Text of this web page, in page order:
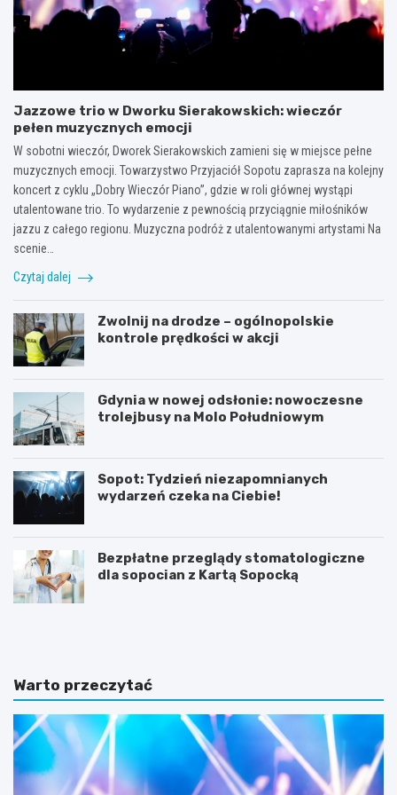
Jazzowe trio w Dworku Sierakowskich: wieczór
pełen muzycznych emocji
W sobotni wieczór, Dworek Sierakowskich zamieni się w miejsce pełne
muzycznych emocji. Towarzystwo Przyjaciół Sopotu zaprasza na kolejny
koncert z cyklu „Dobry Wieczór Piano”, gdzie w roli głównej wystąpi
utalentowane trio. To wydarzenie z pewnością przyciągnie miłośników
jazzu z całego regionu. Muzyczna podróż z utalentowanymi artystami Na
scenie…
Czytaj dalej
Zwolnij na drodze – ogólnopolskie
kontrole prędkości w akcji
Gdynia w nowej odsłonie: nowoczesne
trolejbusy na Molo Południowym
Sopot: Tydzień niezapomnianych
wydarzeń czeka na Ciebie!
Bezpłatne przeglądy stomatologiczne
dla sopocian z Kartą Sopocką
N
g
i
w
S
o
p
o
Z
n
a
a
u
r
a
w
Warto przeczytać